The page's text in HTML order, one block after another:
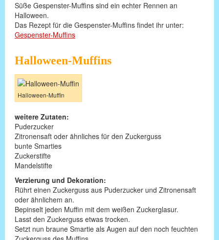
Süße Gespenster-Muffins sind ein echter Rennen an
Halloween.
Das Rezept für die Gespenster-Muffins findet ihr unter:
Gespenster-Muffins
Halloween-Muffins
Halloween-Muffin
weitere Zutaten:
Puderzucker
Zitronensaft oder ähnliches für den Zuckerguss
bunte Smarties
Zuckerstifte
Mandelstifte
Verzierung und Dekoration:
Rührt einen Zuckerguss aus Puderzucker und Zitronensaft
oder ähnlichem an.
Bepinselt jeden Muffin mit dem weißen Zuckerglasur.
Lasst den Zuckerguss etwas trocken.
Setzt nun braune Smartie als Augen auf den noch feuchten